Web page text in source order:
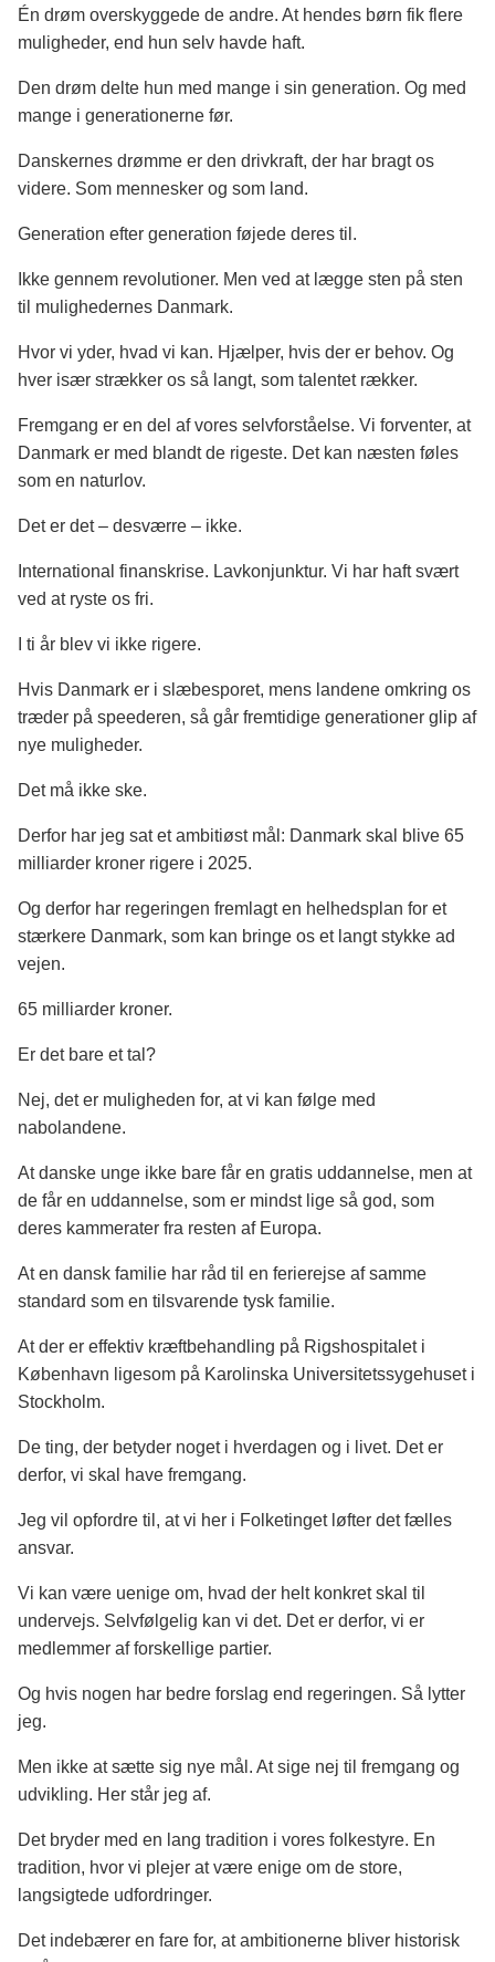
Én drøm overskyggede de andre. At hendes børn fik flere
muligheder, end hun selv havde haft.
Den drøm delte hun med mange i sin generation. Og med
mange i generationerne før.
Danskernes drømme er den drivkraft, der har bragt os
videre. Som mennesker og som land.
Generation efter generation føjede deres til.
Ikke gennem revolutioner. Men ved at lægge sten på sten
til mulighedernes Danmark.
Hvor vi yder, hvad vi kan. Hjælper, hvis der er behov. Og
hver især strækker os så langt, som talentet rækker.
Fremgang er en del af vores selvforståelse. Vi forventer, at
Danmark er med blandt de rigeste. Det kan næsten føles
som en naturlov.
Det er det – desværre – ikke.
International finanskrise. Lavkonjunktur. Vi har haft svært
ved at ryste os fri.
I ti år blev vi ikke rigere.
Hvis Danmark er i slæbesporet, mens landene omkring os
træder på speederen, så går fremtidige generationer glip af
nye muligheder.
Det må ikke ske.
Derfor har jeg sat et ambitiøst mål: Danmark skal blive 65
milliarder kroner rigere i 2025.
Og derfor har regeringen fremlagt en helhedsplan for et
stærkere Danmark, som kan bringe os et langt stykke ad
vejen.
65 milliarder kroner.
Er det bare et tal?
Nej, det er muligheden for, at vi kan følge med
nabolandene.
At danske unge ikke bare får en gratis uddannelse, men at
de får en uddannelse, som er mindst lige så god, som
deres kammerater fra resten af Europa.
At en dansk familie har råd til en ferierejse af samme
standard som en tilsvarende tysk familie.
At der er effektiv kræftbehandling på Rigshospitalet i
København ligesom på Karolinska Universitetssygehuset i
Stockholm.
De ting, der betyder noget i hverdagen og i livet. Det er
derfor, vi skal have fremgang.
Jeg vil opfordre til, at vi her i Folketinget løfter det fælles
ansvar.
Vi kan være uenige om, hvad der helt konkret skal til
undervejs. Selvfølgelig kan vi det. Det er derfor, vi er
medlemmer af forskellige partier.
Og hvis nogen har bedre forslag end regeringen. Så lytter
jeg.
Men ikke at sætte sig nye mål. At sige nej til fremgang og
udvikling. Her står jeg af.
Det bryder med en lang tradition i vores folkestyre. En
tradition, hvor vi plejer at være enige om de store,
langsigtede udfordringer.
Det indebærer en fare for, at ambitionerne bliver historisk